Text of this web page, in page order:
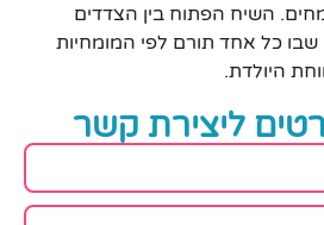
השיח הפתוח בין הצדדים
שבו כל אחד תורם לפי המומחיות
היולדת.
ליצירת קשר